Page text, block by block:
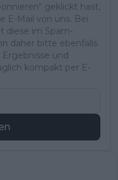
geklickt hast,
E-Mail von uns. Bei
diese im Spam-
daher bitte ebenfalls.
und
kompakt per E-